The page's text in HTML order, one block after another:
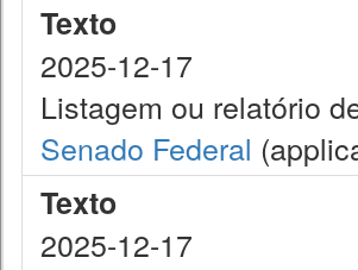
Texto
2025-12-17
Listagem ou relatório
Senado Federal
Texto
2025-12-17